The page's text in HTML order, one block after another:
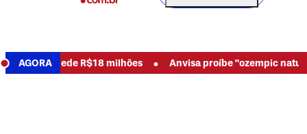
AGORA
e pede R$18 milhões • Anvisa proíbe "ozempic natural" e